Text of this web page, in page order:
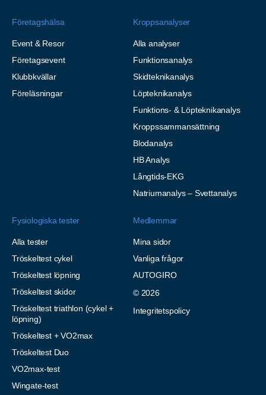
Företagshälsa
Event & Resor
Företagsevent
Klubbkvällar
Föreläsningar
Kroppsanalyser
Alla analyser
Funktionsanalys
Skidteknikanalys
Löpteknikanalys
Funktions- & Löpteknikanalys
Kroppssammansättning
Blodanalys
HB Analys
Långtids-EKG
Natriumanalys – Svettanalys
Fysiologiska tester
Alla tester
Tröskeltest cykel
Tröskeltest löpning
Tröskeltest skidor
Tröskeltest triathlon (cykel +
löpning)
Tröskeltest + VO2max
Tröskeltest Duo
VO2max-test
Wingate-test
Medlemmar
Mina sidor
Vanliga frågor
AUTOGIRO
© 2026
Integritetspolicy